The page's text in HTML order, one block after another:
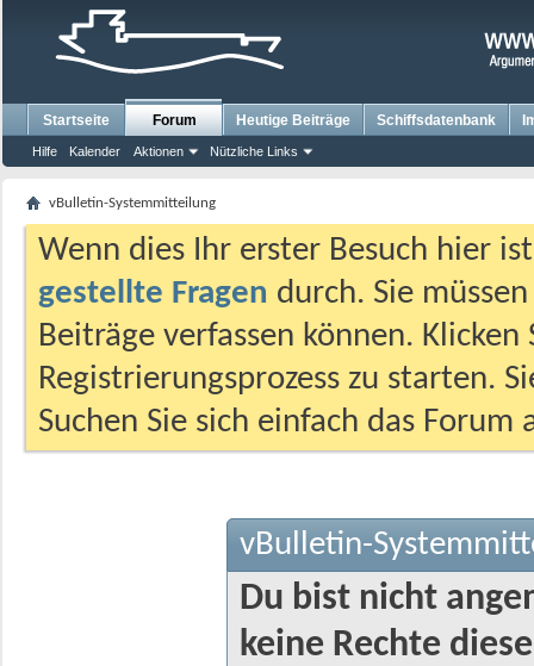
Startseite Forum
Hilfe Kalender Aktionen Nützliche Links
Heutige Beiträge Schiffsdatenbank
vBulletin-Systemmitteilung
Wenn dies Ihr erster Besuch hier
gestellte Fragen durch. Sie
Beiträge verfassen können.
Registrierungsprozess zu starten.
Suchen Sie sich einfach das
vBulletin-
Du bist nicht
keine Rechte